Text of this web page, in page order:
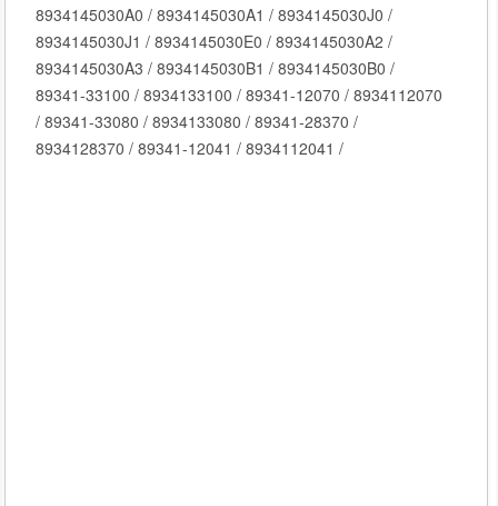
8934145030A0 / 8934145030A1 / 8934145030J0 /
8934145030J1 / 8934145030E0 / 8934145030A2 /
8934145030A3 / 8934145030B1 / 8934145030B0 /
89341-33100 / 8934133100 / 89341-12070 / 8934112070
/ 89341-33080 / 8934133080 / 89341-28370 /
8934128370 / 89341-12041 / 8934112041 /